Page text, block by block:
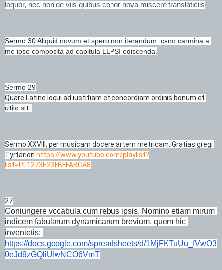
loquor, nec non de viis quibus conor nova miscere translaticiis
Sermo 30 Aliquid novum et spero non iterandum: cano carmina a
me ipso composita ad capitula LLPSI ediscenda.
Sermo 29
Quare Latine loqui ad iustitiam et concordiam ordinis bonum et
utile sit.
Sermo XXVIII, per musicam docere artem metricam. Gratias gregi
Tyrtarion https://www.youtube.com/playlist?
list=PL1273E23FBFFABCA8
27
Coniungere vocabula cum rebus ipsis. Nomino etiam mirum
indicem fabularum dynamicarum brevium, quem hic
https://docs.google.com/spreadsheets/d/1MjFKTuUu_fVwO3
0eJd9zGQliUIwNCO6VmT